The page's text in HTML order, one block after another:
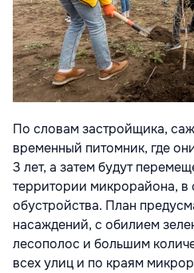
По словам застройщика,
временный питомник, где
3 лет, а затем будут
территории микрорайона, в
обустройства. План
насаждений, с обилием
лесополос и большим
всех улиц и по краям